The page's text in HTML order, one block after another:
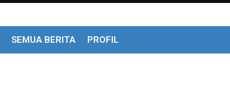
SEMUA BERITA PROFIL